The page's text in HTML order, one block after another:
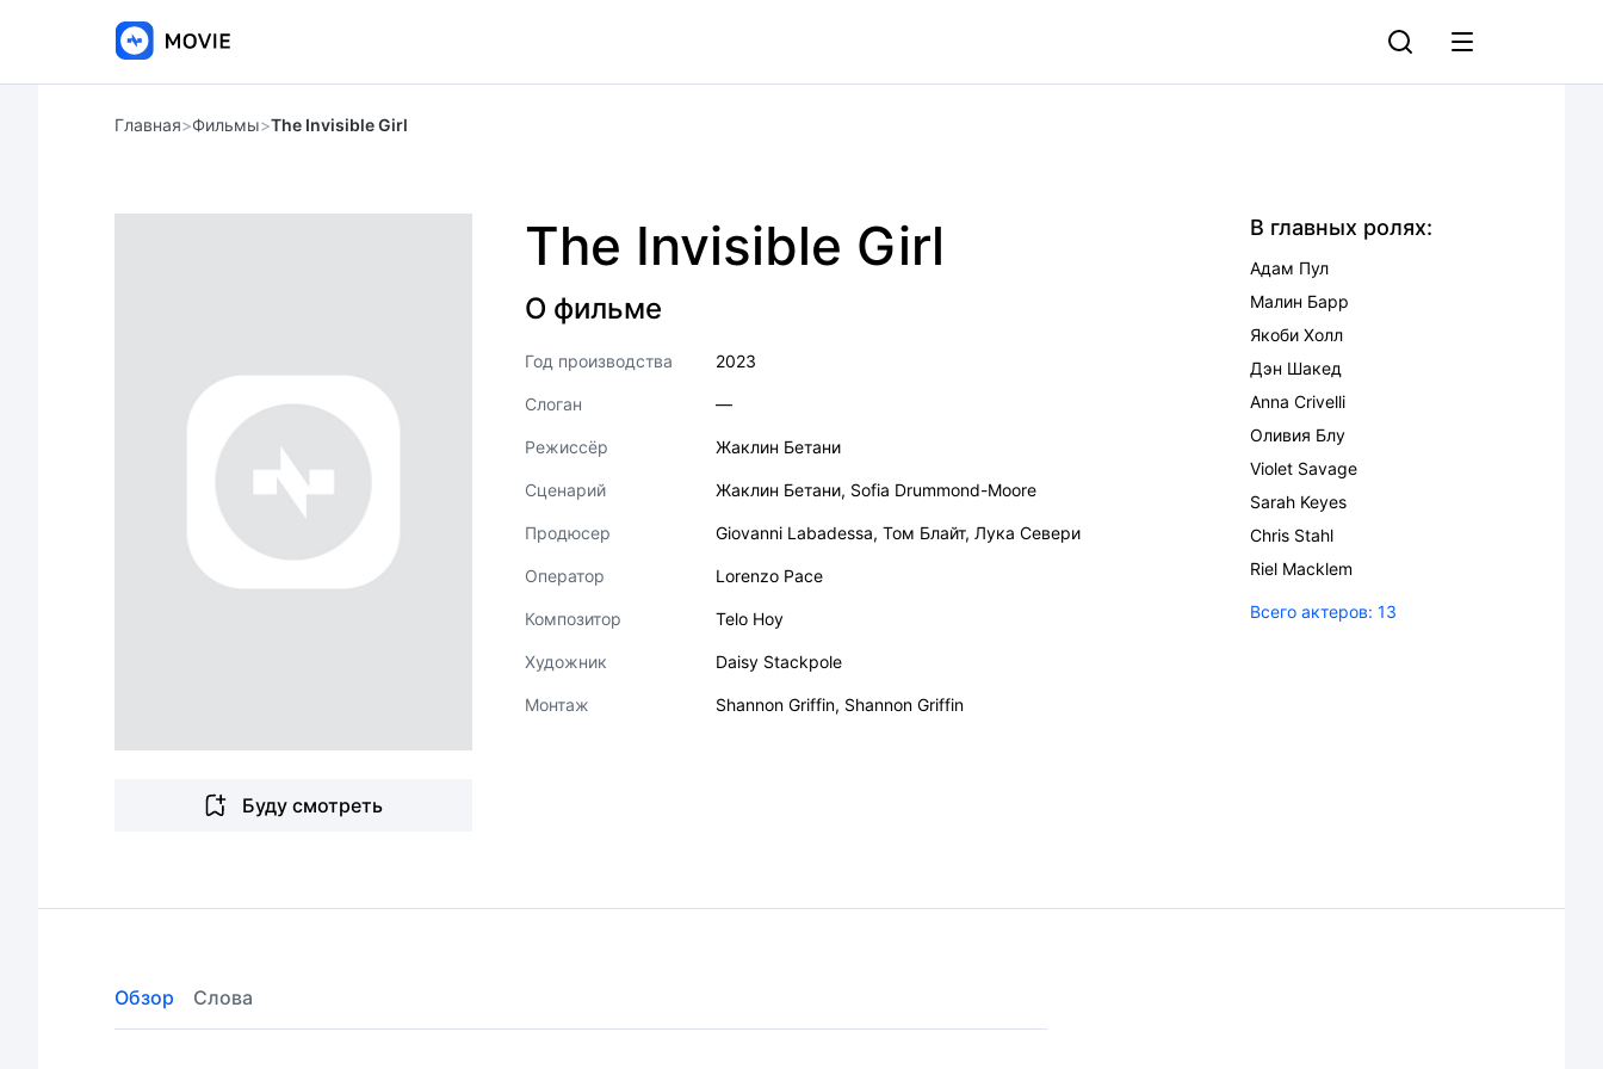
Главная>Фильмы>The Invisible Girl
Буду смотреть
The Invisible Girl
О фильме
Год производства 2023
Слоган —
Режиссёр Жаклин Бетани
Сценарий Жаклин Бетани, Sofia Drummond-Moore
Продюсер Giovanni Labadessa, Том Блайт, Лука Севери
Оператор Lorenzo Pace
Композитор Telo Hoy
Художник Daisy Stackpole
Монтаж Shannon Griffin, Shannon Griffin
В главных ролях:
Адам Пул
Малин Барр
Якоби Холл
Дэн Шакед
Anna Crivelli
Оливия Блу
Violet Savage
Sarah Keyes
Chris Stahl
Riel Macklem
Всего актеров: 13
Обзор Слова